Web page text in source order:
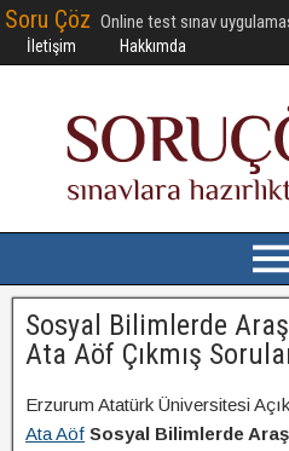
Soru Çöz Online test sınav
İletişim Hakkımda
Sosyal Bilimlerde
Ata Aöf Çıkmış
Erzurum Atatürk Üniversitesi
Ata Aöf Sosyal Bilimlerde